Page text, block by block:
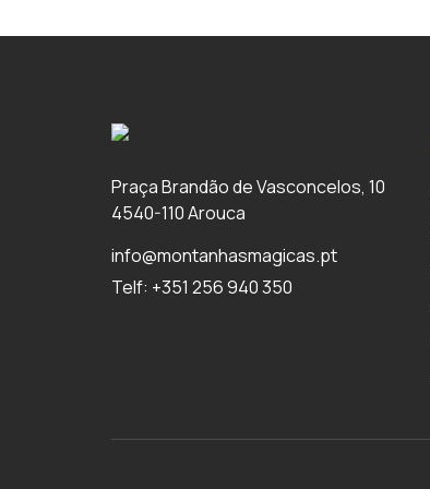
Praça Brandão de Vasconcelos, 10
4540-110 Arouca
info@montanhasmagicas.pt
Telf: +351 256 940 350